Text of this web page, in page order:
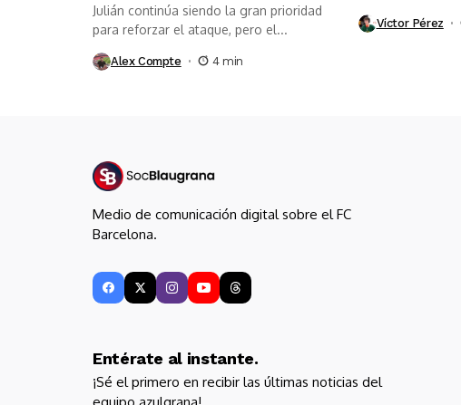
Julián continúa siendo la gran prioridad
para reforzar el ataque, pero el...
Alex Compte 4 min
Víctor Pérez
Medio de comunicación digital sobre el FC
Barcelona.
Entérate al instante.
¡Sé el primero en recibir las últimas noticias del